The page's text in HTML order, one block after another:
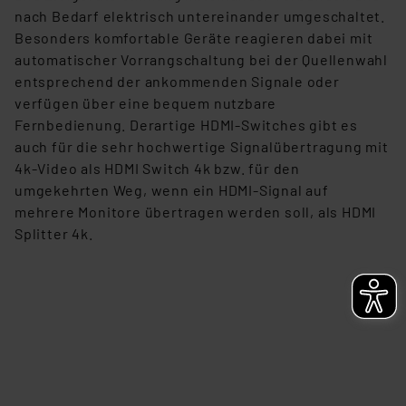
ablehnen oder ihr ganz oder teilweise zustimmen. Ihre
erteilte Zustimmung können Sie jederzeit unter dem
Link „Cookie Einstellungen“ anpassen oder widerrufen.
Die Rechtmäßigkeit der Speicherung, Abrufung und
Weiterverarbeitung dieser Daten zur Auswertung und
Analyse bis zum Zeitpunkt des Widerrufs bleibt hiervon
unberührt. Ihre Browser-Einstellungen können dazu
führen, dass die Einstellungen nicht längerfristig
gespeichert werden und dieses Banner erneut
angezeigt wird.
Daten in den USA. Ihre Einwilligung zur Einbindung von
die Verarbeitung Ihrer Daten in den USA gemäß Art. 49
nach Bedarf elektrisch untereinander umgeschaltet.
Besonders komfortable Geräte reagieren dabei mit
automatischer Vorrangschaltung bei der Quellenwahl
entsprechend der ankommenden Signale oder
verfügen über eine bequem nutzbare
Fernbedienung. Derartige HDMI-Switches gibt es
auch für die sehr hochwertige Signalübertragung mit
4k-Video als HDMI Switch 4k bzw. für den
umgekehrten Weg, wenn ein HDMI-Signal auf
mehrere Monitore übertragen werden soll, als HDMI
Splitter 4k.